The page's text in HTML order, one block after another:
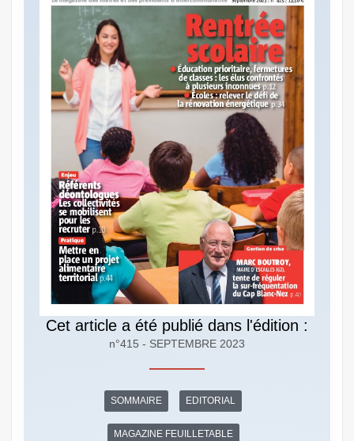
Cet article a été publié dans l'édition :
n°415 - SEPTEMBRE 2023
SOMMAIRE EDITORIAL
MAGAZINE FEUILLETABLE